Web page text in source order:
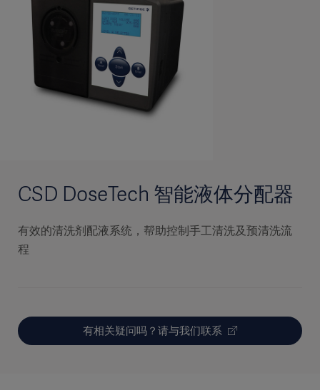
CSD DoseTech 智能液体分配器
有效的清洗剂配液系统，​​帮助控制手工清洗及预清洗流
程
有相关疑问吗？请与我们联系